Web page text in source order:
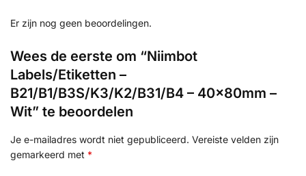
Er zijn nog geen beoordelingen.
Wees de eerste om “Niimbot
Labels/Etiketten –
B21/B1/B3S/K3/K2/B31/B4 – 40x80mm –
Wit” te beoordelen
Je e-mailadres wordt niet gepubliceerd. Vereiste velden zijn
gemarkeerd met *